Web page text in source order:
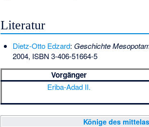
Literatur
Dietz-Otto Edzard: Geschichte
2004, ISBN 3-406-51664-5
Vorgänger
Eriba-Adad II.
Könige des